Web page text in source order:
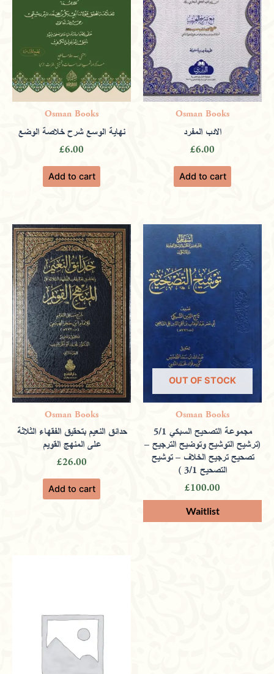
Osman Books
نهاية الوسع شرح خلاصة الوضع
£6.00
Add to cart
Osman Books
الادب المفرد
£6.00
Add to cart
Osman Books
حدائق النعيم بتحقيق الفقهاء الثلاثة
على المنهج القويم
£26.00
Add to cart
OUT OF STOCK
Osman Books
مجموعة التصحيح السبكي 5/1
(ترشيح التوشيح وتوضيح الترجيح –
تصحيح ترجيح الخلاف – توشيح
التصحيح 3/1 )
£100.00